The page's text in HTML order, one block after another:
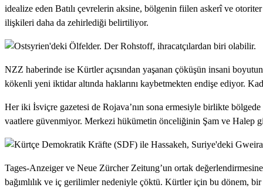
idealize eden Batılı çevrelerin aksine, bölgenin fiilen askerî ve
ilişkileri daha da zehirlediği belirtiliyor.
NZZ haberinde ise Kürtler açısından yaşanan çöküşün insani
kökenli yeni iktidar altında haklarını kaybetmekten endişe ediyor.
Her iki İsviçre gazetesi de Rojava’nın sona ermesiyle birlikte
vaatlere güvenmiyor. Merkezi hükümetin önceliğinin Şam ve Halep
Tages‑Anzeiger ve Neue Zürcher Zeitung’un ortak
bağımlılık ve iç gerilimler nedeniyle çöktü. Kürtler için bu dönem,